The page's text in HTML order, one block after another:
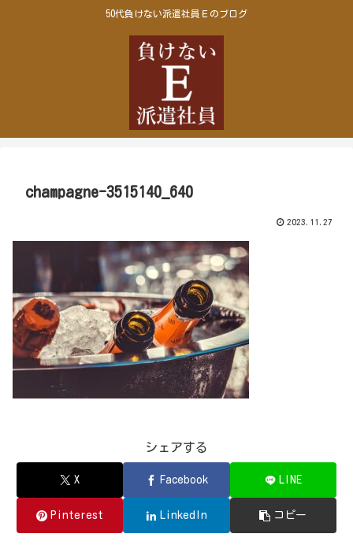
50代負けない派遣社員Ｅのブログ
champagne-3515140_640
2023.11.27
シェアする
X Facebook LINE
Pinterest LinkedIn コピー